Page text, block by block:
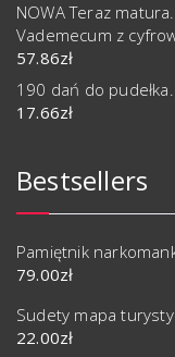
NOWA Teraz
Vademecum z
57.86zł
190 dań do
17.66zł
Bestsellers
Pamiętnik
79.00zł
Sudety mapa
22.00zł